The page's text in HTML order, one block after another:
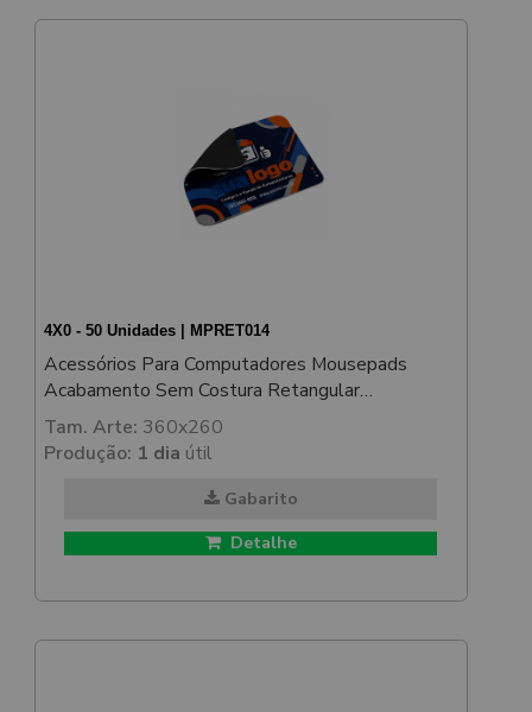
4X0 - 50 Unidades | MPRET014
Acessórios Para Computadores Mousepads
Acabamento Sem Costura Retangular
350x250mm
Tam. Arte: 360x260
Produção: 1 dia útil
Gabarito
Detalhe